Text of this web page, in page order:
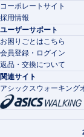
コーポレートサイト
採用情報
ユーザーサポート
お困りごとはこちら
会員登録・ログイン
返品・交換について
関連サイト
アシックスウォーキング